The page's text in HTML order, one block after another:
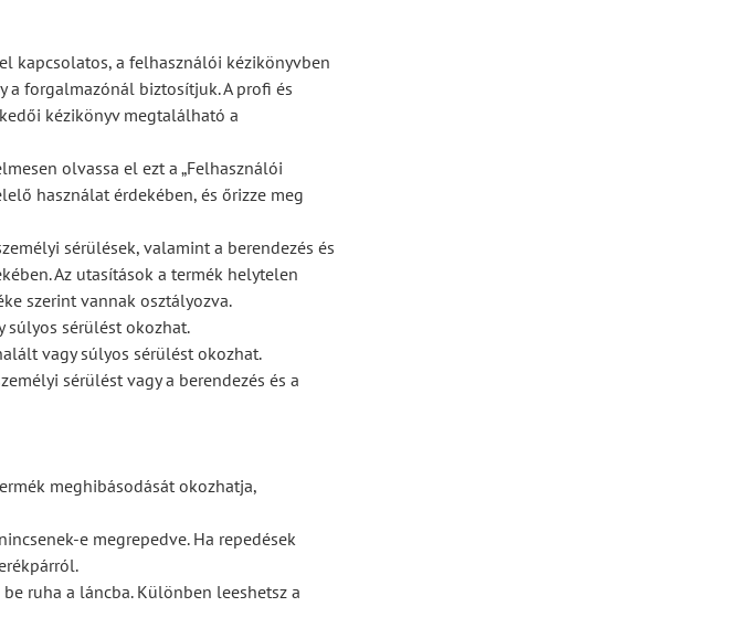
kapcsolatos, a felhasználói kézikönyvben
a forgalmazónál biztosítjuk. A profi és
kézikönyv megtalálható a
olvassa el ezt a „Felhasználói
használat érdekében, és őrizze meg
sérülések, valamint a berendezés és
Az utasítások a termék helytelen
szerint vannak osztályozva.
súlyos sérülést okozhat.
vagy súlyos sérülést okozhat.
sérülést vagy a berendezés és a
meghibásodását okozhatja,
e megrepedve. Ha repedések
ruha a láncba. Különben leeshetsz a